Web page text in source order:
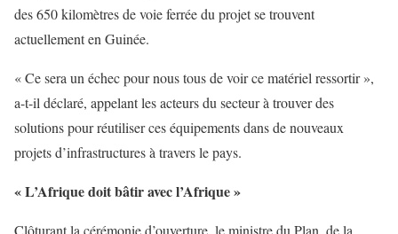
des 650 kilomètres de voie ferrée du projet se trouvent
actuellement en Guinée.
« Ce sera un échec pour nous tous de voir ce matériel ressortir »,
a-t-il déclaré, appelant les acteurs du secteur à trouver des
solutions pour réutiliser ces équipements dans de nouveaux
projets d’infrastructures à travers le pays.
« L’Afrique doit bâtir avec l’Afrique »